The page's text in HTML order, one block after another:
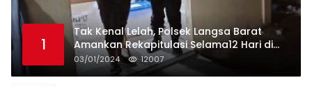
1
Tak Kenal Lelah, Polsek Langsa Barat
Amankan Rekapitulasi Selama12 Hari di
Kecamatan Baro
03/01/2024 12007